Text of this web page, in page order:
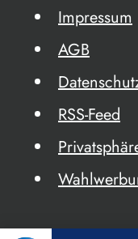
Impressum
AGB
RSS-Feed